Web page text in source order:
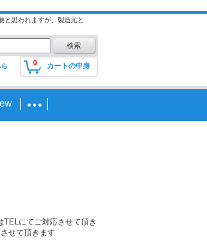
と思われますが、製造元と
0 カートの中身
にてご対応させて頂き
せて頂きます